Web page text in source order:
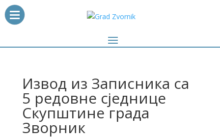
Извод из Записника са
5 редовне сједнице
Скупштине града
Зворник